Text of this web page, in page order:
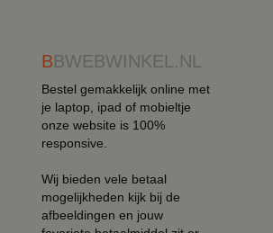
BBWEBWINKEL.NL
Bestel gemakkelijk online met
je laptop, ipad of mobieltje
onze website is 100%
responsive.
Wij bieden vele betaal
mogelijkheden kijk bij de
afbeeldingen en jouw